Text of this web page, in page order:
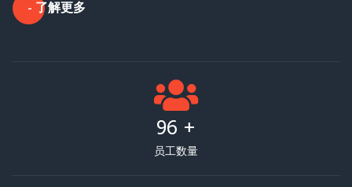
- 了解更多
100 +
员工数量